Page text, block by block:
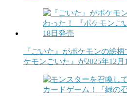
『ごいた』がポケモンの絵
ケモンごいた』が2025年12月